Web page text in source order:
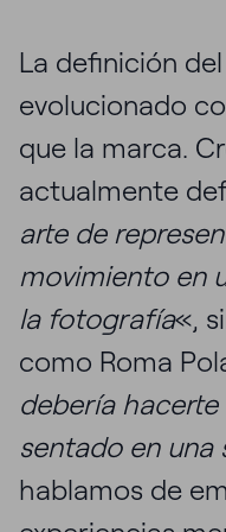
La definición
evolucionado
que la marca.
actualmente
arte de
movimiento en
la fotografía«,
como Roma
debería
sentado en una
hablamos de